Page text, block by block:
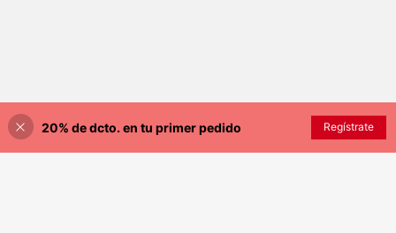
¡8% DE DESCUENTO! AÑADIR A LA BOLSA
20% de dcto. en tu primer pedido Regístrate